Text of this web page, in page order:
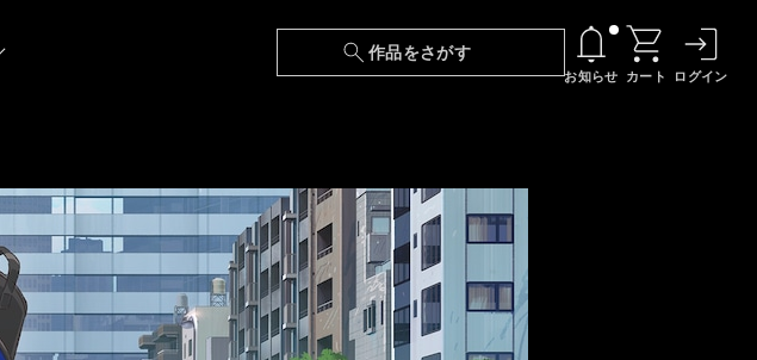
作品をさがす
お知らせ
06/03
『最強の王様、二度目の人生は何をする？』第
24話 配信日変更のお知らせ
05/21 【障害】映像再生における不具合に関しまして
05/14
【日本語字幕】【セリフ検索】新規追加のお知
カート ログイン